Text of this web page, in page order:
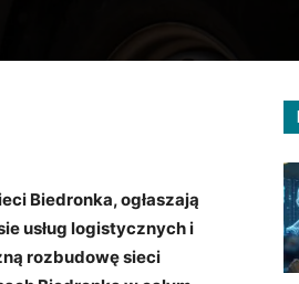
Biedronka, ogłaszają
usług logistycznych i
rozbudowę sieci